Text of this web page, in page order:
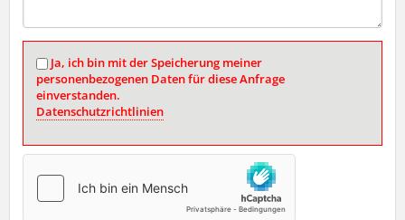
Ja, ich bin mit der Speicherung meiner
personenbezogenen Daten für diese Anfrage
einverstanden.
Datenschutzrichtlinien